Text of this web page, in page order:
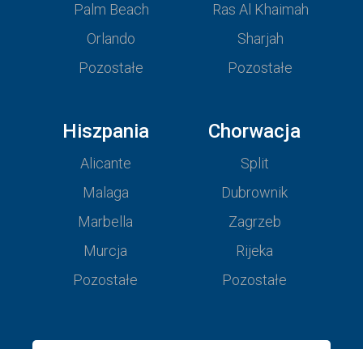
Palm Beach
Orlando
Pozostałe
Ras Al Khaimah
Sharjah
Pozostałe
Hiszpania
Alicante
Malaga
Marbella
Murcja
Pozostałe
Chorwacja
Split
Dubrownik
Zagrzeb
Rijeka
Pozostałe